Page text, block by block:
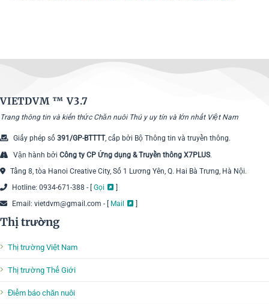
VIETDVM ™V3.7
Trang thông tin và kiến thức Chăn nuôi Thú y uy tín và lớn nhất Việt Nam
Giấy phép số 391/GP-BTTTT, cấp bởi Bộ Thông tin và truyền thông.
Vận hành bởi Công ty CP Ứng dụng & Truyền thông X7PLUS.
Tầng 8, tòa Hanoi Creative City, Số 1 Lương Yên, Q. Hai Bà Trưng, Hà Nội.
Hotline: 0934-671-388 - [ Gọi
Email: vietdvm@gmail.com - [
Mail
Thị trường
Thị trường Việt Nam
Thị trường Thế Giới
Điểm báo chăn nuôi